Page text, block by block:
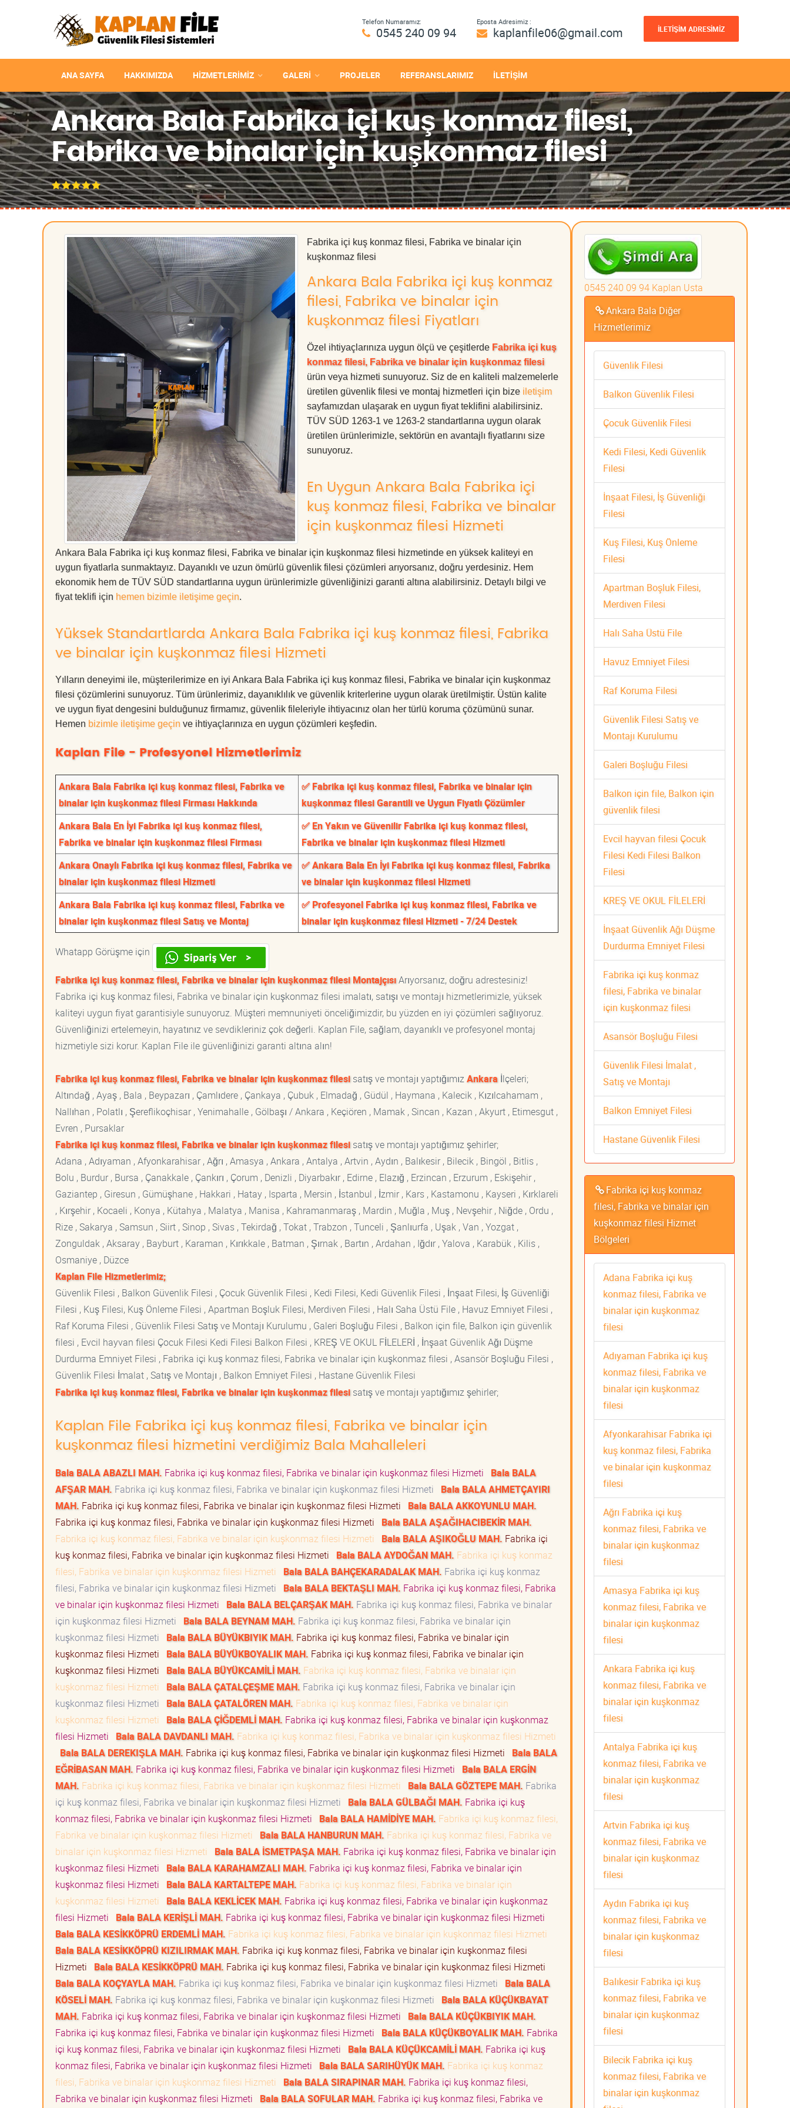
Telefon Numaramız:
0545 240 09 94
Eposta Adresimiz :
kaplanfile06@gmail.com İLETİŞİM ADRESİMİZ
ANA SAYFA HAKKIMIZDA HIZMETLERIMIZ GALERİ PROJELER REFERANSLARIMIZ İLETİŞİM
Ankara Bala Fabrika içi kuş konmaz filesi,
Fabrika ve binalar için kuşkonmaz filesi
Fabrika içi kuş konmaz filesi, Fabrika ve binalar için
kuşkonmaz filesi
Ankara Bala Fabrika içi kuş konmaz
filesi, Fabrika ve binalar için
kuşkonmaz filesi Fiyatları
Özel ihtiyaçlarınıza uygun ölçü ve çeşitlerde Fabrika içi kuş
konmaz filesi, Fabrika ve binalar için kuşkonmaz filesi
ürün veya hizmeti sunuyoruz. Siz de en kaliteli malzemelerle
üretilen güvenlik filesi ve montaj hizmetleri için bize iletişim
sayfamızdan ulaşarak en uygun fiyat teklifini alabilirsiniz.
TÜV SÜD 1263-1 ve 1263-2 standartlarına uygun olarak
üretilen ürünlerimizle, sektörün en avantajlı fiyatlarını size
sunuyoruz.
En Uygun Ankara Bala Fabrika içi
kuş konmaz filesi, Fabrika ve binalar
için kuşkonmaz filesi Hizmeti
Ankara Bala Fabrika içi kuş konmaz filesi, Fabrika ve binalar için kuşkonmaz filesi hizmetinde en yüksek kaliteyi en
uygun fiyatlarla sunmaktayız. Dayanıklı ve uzun ömürlü güvenlik filesi çözümleri arıyorsanız, doğru yerdesiniz. Hem
ekonomik hem de TÜV SÜD standartlarına uygun ürünlerimizle güvenliğinizi garanti altına alabilirsiniz. Detaylı bilgi ve
fiyat teklifi için hemen bizimle iletişime geçin.
Yüksek Standartlarda Ankara Bala Fabrika içi kuş konmaz filesi, Fabrika
ve binalar için kuşkonmaz filesi Hizmeti
Yılların deneyimi ile, müşterilerimize en iyi Ankara Bala Fabrika içi kuş konmaz filesi, Fabrika ve binalar için kuşkonmaz
filesi çözümlerini sunuyoruz. Tüm ürünlerimiz, dayanıklılık ve güvenlik kriterlerine uygun olarak üretilmiştir. Üstün kalite
ve uygun fiyat dengesini bulduğunuz firmamız, güvenlik fileleriyle ihtiyacınız olan her türlü koruma çözümünü sunar.
Hemen bizimle iletişime geçin ve ihtiyaçlarınıza en uygun çözümleri keşfedin.
Kaplan File - Profesyonel Hizmetlerimiz
Ankara Bala Fabrika içi kuş konmaz filesi, Fabrika ve
binalar için kuşkonmaz filesi Firması Hakkında
✅ Fabrika içi kuş konmaz filesi, Fabrika ve binalar için
kuşkonmaz filesi Garantili ve Uygun Fiyatlı Çözümler
Ankara Bala En İyi Fabrika içi kuş konmaz filesi,
Fabrika ve binalar için kuşkonmaz filesi Firması
✅ En Yakın ve Güvenilir Fabrika içi kuş konmaz filesi,
Fabrika ve binalar için kuşkonmaz filesi Hizmeti
Ankara Onaylı Fabrika içi kuş konmaz filesi, Fabrika ve
binalar için kuşkonmaz filesi Hizmeti
✅ Ankara Bala En İyi Fabrika içi kuş konmaz filesi, Fabrika
ve binalar için kuşkonmaz filesi Hizmeti
Ankara Bala Fabrika içi kuş konmaz filesi, Fabrika ve
binalar için kuşkonmaz filesi Satış ve Montaj
✅ Profesyonel Fabrika içi kuş konmaz filesi, Fabrika ve
binalar için kuşkonmaz filesi Hizmeti - 7/24 Destek
Whatapp Görüşme için
Fabrika içi kuş konmaz filesi, Fabrika ve binalar için kuşkonmaz filesi MontajçısıArıyorsanız, doğru adrestesiniz!
Fabrika içi kuş konmaz filesi, Fabrika ve binalar için kuşkonmaz filesi imalatı, satışı ve montajı hizmetlerimizle, yüksek
kaliteyi uygun fiyat garantisiyle sunuyoruz. Müşteri memnuniyeti önceliğimizdir, bu yüzden en iyi çözümleri sağlıyoruz.
Güvenliğinizi ertelemeyin, hayatınız ve sevdikleriniz çok değerli. Kaplan File, sağlam, dayanıklı ve profesyonel montaj
hizmetiyle sizi korur. Kaplan File ile güvenliğinizi garanti altına alın!
Fabrika içi kuş konmaz filesi, Fabrika ve binalar için kuşkonmaz filesisatış ve montajı yaptığımızAnkara İlçeleri;
Altındağ , Ayaş , Bala , Beypazarı , Çamlıdere , Çankaya , Çubuk , Elmadağ , Güdül , Haymana , Kalecik , Kızılcahamam ,
Nallıhan , Polatlı , Şereflikoçhisar , Yenimahalle , Gölbaşı / Ankara , Keçiören , Mamak , Sincan , Kazan , Akyurt , Etimesgut ,
Evren , Pursaklar
Fabrika içi kuş konmaz filesi, Fabrika ve binalar için kuşkonmaz filesisatış ve montajı yaptığımız şehirler;
Adana , Adıyaman , Afyonkarahisar , Ağrı , Amasya , Ankara , Antalya , Artvin , Aydın , Balıkesir , Bilecik , Bingöl , Bitlis ,
Bolu , Burdur , Bursa , Çanakkale , Çankırı , Çorum , Denizli , Diyarbakır , Edirne , Elazığ , Erzincan , Erzurum , Eskişehir ,
Gaziantep , Giresun , Gümüşhane , Hakkari , Hatay , Isparta , Mersin , İstanbul , İzmir , Kars , Kastamonu , Kayseri , Kırklareli
, Kırşehir , Kocaeli , Konya , Kütahya , Malatya , Manisa , Kahramanmaraş , Mardin , Muğla , Muş , Nevşehir , Niğde , Ordu ,
Rize , Sakarya , Samsun , Siirt , Sinop , Sivas , Tekirdağ , Tokat , Trabzon , Tunceli , Şanlıurfa , Uşak , Van , Yozgat ,
Zonguldak , Aksaray , Bayburt , Karaman , Kırıkkale , Batman , Şırnak , Bartın , Ardahan , Iğdır , Yalova , Karabük , Kilis ,
Osmaniye , Düzce
Kaplan File Hizmetlerimiz;
Güvenlik Filesi , Balkon Güvenlik Filesi , Çocuk Güvenlik Filesi , Kedi Filesi, Kedi Güvenlik Filesi , İnşaat Filesi, İş Güvenliği
Filesi , Kuş Filesi, Kuş Önleme Filesi , Apartman Boşluk Filesi, Merdiven Filesi , Halı Saha Üstü File , Havuz Emniyet Filesi ,
Raf Koruma Filesi , Güvenlik Filesi Satış ve Montajı Kurulumu , Galeri Boşluğu Filesi , Balkon için file, Balkon için güvenlik
filesi , Evcil hayvan filesi Çocuk Filesi Kedi Filesi Balkon Filesi , KREŞ VE OKUL FİLELERİ , İnşaat Güvenlik Ağı Düşme
Durdurma Emniyet Filesi , Fabrika içi kuş konmaz filesi, Fabrika ve binalar için kuşkonmaz filesi , Asansör Boşluğu Filesi ,
Güvenlik Filesi İmalat , Satış ve Montajı , Balkon Emniyet Filesi , Hastane Güvenlik Filesi
Fabrika içi kuş konmaz filesi, Fabrika ve binalar için kuşkonmaz filesisatış ve montajı yaptığımız şehirler;
Kaplan File Fabrika içi kuş konmaz filesi, Fabrika ve binalar için
kuşkonmaz filesi hizmetini verdiğimiz Bala Mahalleleri
Bala BALA ABAZLI MAH. Fabrika içi kuş konmaz filesi, Fabrika ve binalar için kuşkonmaz filesi Hizmeti
Bala BALA
AFŞAR MAH. Fabrika içi kuş konmaz filesi, Fabrika ve binalar için kuşkonmaz filesi Hizmeti
Bala BALA AHMETÇAYIRI
MAH. Fabrika içi kuş konmaz filesi, Fabrika ve binalar için kuşkonmaz filesi Hizmeti
Bala BALA AKKOYUNLU MAH.
Fabrika içi kuş konmaz filesi, Fabrika ve binalar için kuşkonmaz filesi Hizmeti
Bala BALA AŞAĞIHACIBEKİR MAH.
Fabrika içi kuş konmaz filesi, Fabrika ve binalar için kuşkonmaz filesi Hizmeti
Bala BALA AŞIKOĞLU MAH. Fabrika içi
kuş konmaz filesi, Fabrika ve binalar için kuşkonmaz filesi Hizmeti
Bala BALA AYDOĞAN MAH. Fabrika içi kuş konmaz
filesi, Fabrika ve binalar için kuşkonmaz filesi Hizmeti
Bala BALA BAHÇEKARADALAK MAH. Fabrika içi kuş konmaz
filesi, Fabrika ve binalar için kuşkonmaz filesi Hizmeti
Bala BALA BEKTAŞLI MAH. Fabrika içi kuş konmaz filesi, Fabrika
ve binalar için kuşkonmaz filesi Hizmeti
Bala BALA BELÇARŞAK MAH. Fabrika içi kuş konmaz filesi, Fabrika ve binalar
için kuşkonmaz filesi Hizmeti
Bala BALA BEYNAM MAH. Fabrika içi kuş konmaz filesi, Fabrika ve binalar için
kuşkonmaz filesi Hizmeti
Bala BALA BÜYÜKBIYIK MAH. Fabrika içi kuş konmaz filesi, Fabrika ve binalar için
kuşkonmaz filesi Hizmeti
Bala BALA BÜYÜKBOYALIK MAH. Fabrika içi kuş konmaz filesi, Fabrika ve binalar için
kuşkonmaz filesi Hizmeti
Bala BALA BÜYÜKCAMİLİ MAH. Fabrika içi kuş konmaz filesi, Fabrika ve binalar için
kuşkonmaz filesi Hizmeti
Bala BALA ÇATALÇEŞME MAH. Fabrika içi kuş konmaz filesi, Fabrika ve binalar için
kuşkonmaz filesi Hizmeti
Bala BALA ÇATALÖREN MAH. Fabrika içi kuş konmaz filesi, Fabrika ve binalar için
kuşkonmaz filesi Hizmeti
Bala BALA ÇİĞDEMLİ MAH. Fabrika içi kuş konmaz filesi, Fabrika ve binalar için kuşkonmaz
filesi Hizmeti
Bala BALA DAVDANLI MAH. Fabrika içi kuş konmaz filesi, Fabrika ve binalar için kuşkonmaz filesi Hizmeti
Bala BALA DEREKIŞLA MAH. Fabrika içi kuş konmaz filesi, Fabrika ve binalar için kuşkonmaz filesi Hizmeti
Bala BALA
EĞRİBASAN MAH. Fabrika içi kuş konmaz filesi, Fabrika ve binalar için kuşkonmaz filesi Hizmeti
Bala BALA ERGİN
MAH. Fabrika içi kuş konmaz filesi, Fabrika ve binalar için kuşkonmaz filesi Hizmeti Bala BALA GÖZTEPE MAH. Fabrika
içi kuş konmaz filesi, Fabrika ve binalar için kuşkonmaz filesi Hizmeti
Bala BALA GÜLBAĞI MAH. Fabrika içi kuş
konmaz filesi, Fabrika ve binalar için kuşkonmaz filesi Hizmeti
Bala BALA HAMİDİYE MAH. Fabrika içi kuş konmaz filesi,
Fabrika ve binalar için kuşkonmaz filesi Hizmeti
Bala BALA HANBURUN MAH. Fabrika içi kuş konmaz filesi, Fabrika ve
binalar için kuşkonmaz filesi Hizmeti
Bala BALA İSMETPAŞA MAH. Fabrika içi kuş konmaz filesi, Fabrika ve binalar için
kuşkonmaz filesi Hizmeti
Bala BALA KARAHAMZALI MAH. Fabrika içi kuş konmaz filesi, Fabrika ve binalar için
kuşkonmaz filesi Hizmeti
Bala BALA KARTALTEPE MAH. Fabrika içi kuş konmaz filesi, Fabrika ve binalar için
kuşkonmaz filesi Hizmeti
Bala BALA KEKLİCEK MAH. Fabrika içi kuş konmaz filesi, Fabrika ve binalar için kuşkonmaz
filesi Hizmeti
Bala BALA KERİŞLİ MAH. Fabrika içi kuş konmaz filesi, Fabrika ve binalar için kuşkonmaz filesi Hizmeti
Bala BALA KESİKKÖPRÜ ERDEMLİ MAH. Fabrika içi kuş konmaz filesi, Fabrika ve binalar için kuşkonmaz filesi Hizmeti
Bala BALA KESİKKÖPRÜ KIZILIRMAK MAH. Fabrika içi kuş konmaz filesi, Fabrika ve binalar için kuşkonmaz filesi
Hizmeti
Bala BALA KESİKKÖPRÜ MAH. Fabrika içi kuş konmaz filesi, Fabrika ve binalar için kuşkonmaz filesi Hizmeti
Bala BALA KOÇYAYLA MAH. Fabrika içi kuş konmaz filesi, Fabrika ve binalar için kuşkonmaz filesi Hizmeti
Bala BALA
KÖSELİ MAH. Fabrika içi kuş konmaz filesi, Fabrika ve binalar için kuşkonmaz filesi Hizmeti
Bala BALA KÜÇÜKBAYAT
MAH. Fabrika içi kuş konmaz filesi, Fabrika ve binalar için kuşkonmaz filesi Hizmeti
Bala BALA KÜÇÜKBIYIK MAH.
Fabrika içi kuş konmaz filesi, Fabrika ve binalar için kuşkonmaz filesi Hizmeti
Bala BALA KÜÇÜKBOYALIK MAH. Fabrika
içi kuş konmaz filesi, Fabrika ve binalar için kuşkonmaz filesi Hizmeti
Bala BALA KÜÇÜKCAMİLİ MAH. Fabrika içi kuş
konmaz filesi, Fabrika ve binalar için kuşkonmaz filesi Hizmeti
Bala BALA SARIHÜYÜK MAH. Fabrika içi kuş konmaz
filesi, Fabrika ve binalar için kuşkonmaz filesi Hizmeti
Bala BALA SIRAPINAR MAH. Fabrika içi kuş konmaz filesi,
Fabrika ve binalar için kuşkonmaz filesi Hizmeti
Bala BALA SOFULAR MAH. Fabrika içi kuş konmaz filesi, Fabrika ve
0545 240 09 94 Kaplan Usta
Ankara Bala Diğer
Hizmetlerimiz
Güvenlik Filesi
Balkon Güvenlik Filesi
Çocuk Güvenlik Filesi
Kedi Filesi, Kedi Güvenlik
Filesi
İnşaat Filesi, İş Güvenliği
Filesi
Kuş Filesi, Kuş Önleme
Filesi
Apartman Boşluk Filesi,
Merdiven Filesi
Halı Saha Üstü File
Havuz Emniyet Filesi
Raf Koruma Filesi
Güvenlik Filesi Satış ve
Montajı Kurulumu
Galeri Boşluğu Filesi
Balkon için file, Balkon için
güvenlik filesi
Evcil hayvan filesi Çocuk
Filesi Kedi Filesi Balkon
Filesi
KREŞ VE OKUL FİLELERİ
İnşaat Güvenlik Ağı Düşme
Durdurma Emniyet Filesi
Fabrika içi kuş konmaz
filesi, Fabrika ve binalar
için kuşkonmaz filesi
Asansör Boşluğu Filesi
Güvenlik Filesi İmalat ,
Satış ve Montajı
Balkon Emniyet Filesi
Hastane Güvenlik Filesi
Fabrika içi kuş konmaz
filesi, Fabrika ve binalar için
kuşkonmaz filesi Hizmet
Bölgeleri
Adana Fabrika içi kuş
konmaz filesi, Fabrika ve
binalar için kuşkonmaz
filesi
Adıyaman Fabrika içi kuş
konmaz filesi, Fabrika ve
binalar için kuşkonmaz
filesi
Afyonkarahisar Fabrika içi
kuş konmaz filesi, Fabrika
ve binalar için kuşkonmaz
filesi
Ağrı Fabrika içi kuş
konmaz filesi, Fabrika ve
binalar için kuşkonmaz
filesi
Amasya Fabrika içi kuş
konmaz filesi, Fabrika ve
binalar için kuşkonmaz
filesi
Ankara Fabrika içi kuş
konmaz filesi, Fabrika ve
binalar için kuşkonmaz
filesi
Antalya Fabrika içi kuş
konmaz filesi, Fabrika ve
binalar için kuşkonmaz
filesi
Artvin Fabrika içi kuş
konmaz filesi, Fabrika ve
binalar için kuşkonmaz
filesi
Aydın Fabrika içi kuş
konmaz filesi, Fabrika ve
binalar için kuşkonmaz
filesi
Balıkesir Fabrika içi kuş
konmaz filesi, Fabrika ve
binalar için kuşkonmaz
filesi
Bilecik Fabrika içi kuş
konmaz filesi, Fabrika ve
binalar için kuşkonmaz